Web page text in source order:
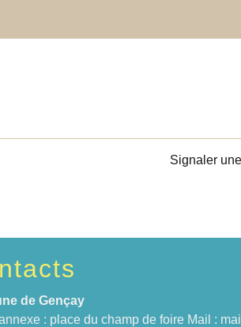
Signaler
de Gençay
: place du champ de foire Mail :